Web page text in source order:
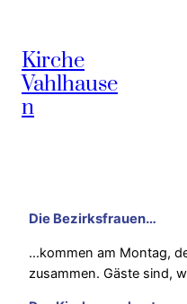
Kirche
Vahlhause
n
Die Bezirksfrauen…
…kommen am Montag,
zusammen. Gäste sind,